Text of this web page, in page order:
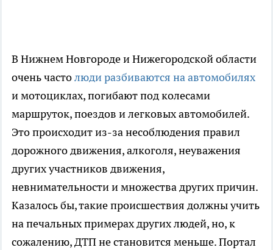
В Нижнем Новгороде и Нижегородской области
очень частолюди разбиваются на автомобилях
и мотоциклах, погибают под колесами
маршруток, поездов и легковых автомобилей.
Это происходит из-за несоблюдения правил
дорожного движения, алкоголя, неуважения
других участников движения,
невнимательности и множества других причин.
Казалось бы, такие происшествия должны учить
на печальных примерах других людей, но, к
сожалению, ДТП не становится меньше. Портал